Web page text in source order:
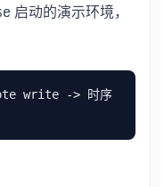
启动的演示环境，
write -> 时序